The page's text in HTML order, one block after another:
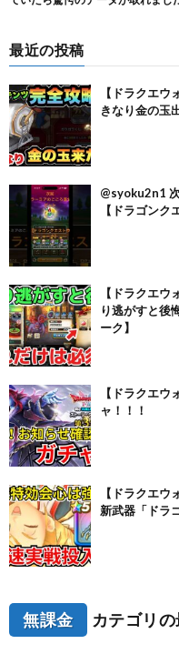
最近の投稿
【ドラクエ
きなり金の玉
@syoku2n1
【ドラゴンク
【ドラクエ
り逃がすと後
ーク】
【ドラクエ
ャ！！！
【ドラクエ
新武器「ドラ
無課金 カテゴリ